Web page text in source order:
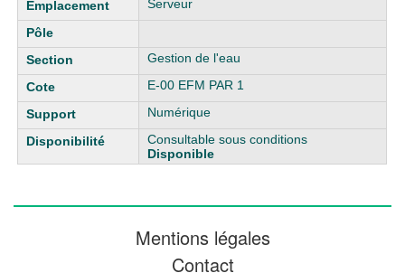
Serveur
Gestion de l'eau
E-00 EFM PAR 1
Numérique
Consultable sous conditions
Disponible
Mentions légales
Contact